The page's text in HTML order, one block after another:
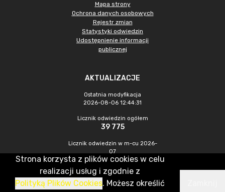
Mapa strony
Ochrona danych osobowych
Rejestr zmian
Statystyki odwiedzin
Udostępnienie informacji
publicznej
AKTUALIZACJE
Ostatnia modyfikacja
2026-08-06 12:44:31
Licznik odwiedzin ogółem
39 775
Licznik odwiedzin w m-cu 2026-
07
216
CMS & Hosting: Nefeni Sp. z o.o.
Strona korzysta z plików cookies w celu
realizacji usług i zgodnie z
Polityką Plików Cookies. Możesz określić